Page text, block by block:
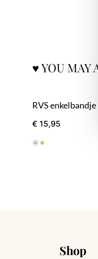
♥ YOU MAY
RVS enkelbandje
€ 15,95
Shop